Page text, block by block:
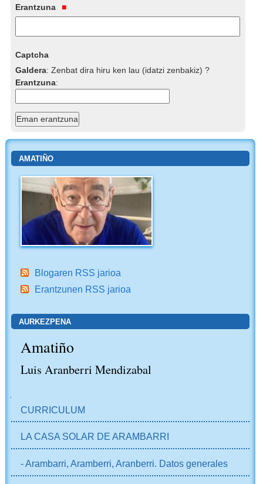
Erantzuna
Captcha
Galdera:Zenbat dira hiru ken lau (idatzi zenbakiz) ?
Erantzuna:
AMATIÑO
Blogaren RSS jarioa
Erantzunen RSS jarioa
AURKEZPENA
Amatiño
Luis Aranberri Mendizabal
CURRICULUM
LA CASA SOLAR DE ARAMBARRI
- Arambarri, Aramberri, Aranberri. Datos generales